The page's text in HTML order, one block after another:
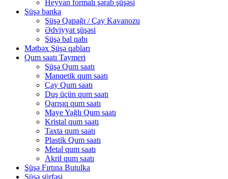
Heyvan formalı şərab şüşəsi
Şüşə banka
Şüşə Qapağı / Çay Kavanozu
Ədviyyat şüşəsi
Şüşə bal qabı
Mətbəx Şüşə qabları
Qum saatı Taymeri
Şüşə Qum saatı
Manqetik qum saatı
Çay Qum saatı
Duş üçün qum saatı
Qarışıq qum saatı
Maye Yağlı Qum saatı
Kristal qum saatı
Taxta qum saatı
Plastik Qum saatı
Metal qum saatı
Akril qum saatı
Şüşə Fırtına Butulka
Şüşə sürfəsi